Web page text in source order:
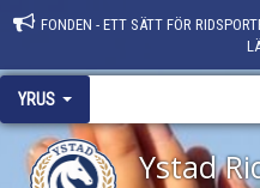
FONDEN - ETT SÄTT FÖR
YRUS
Ystad